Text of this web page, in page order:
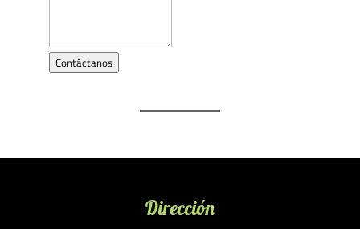
Contáctanos
Dirección